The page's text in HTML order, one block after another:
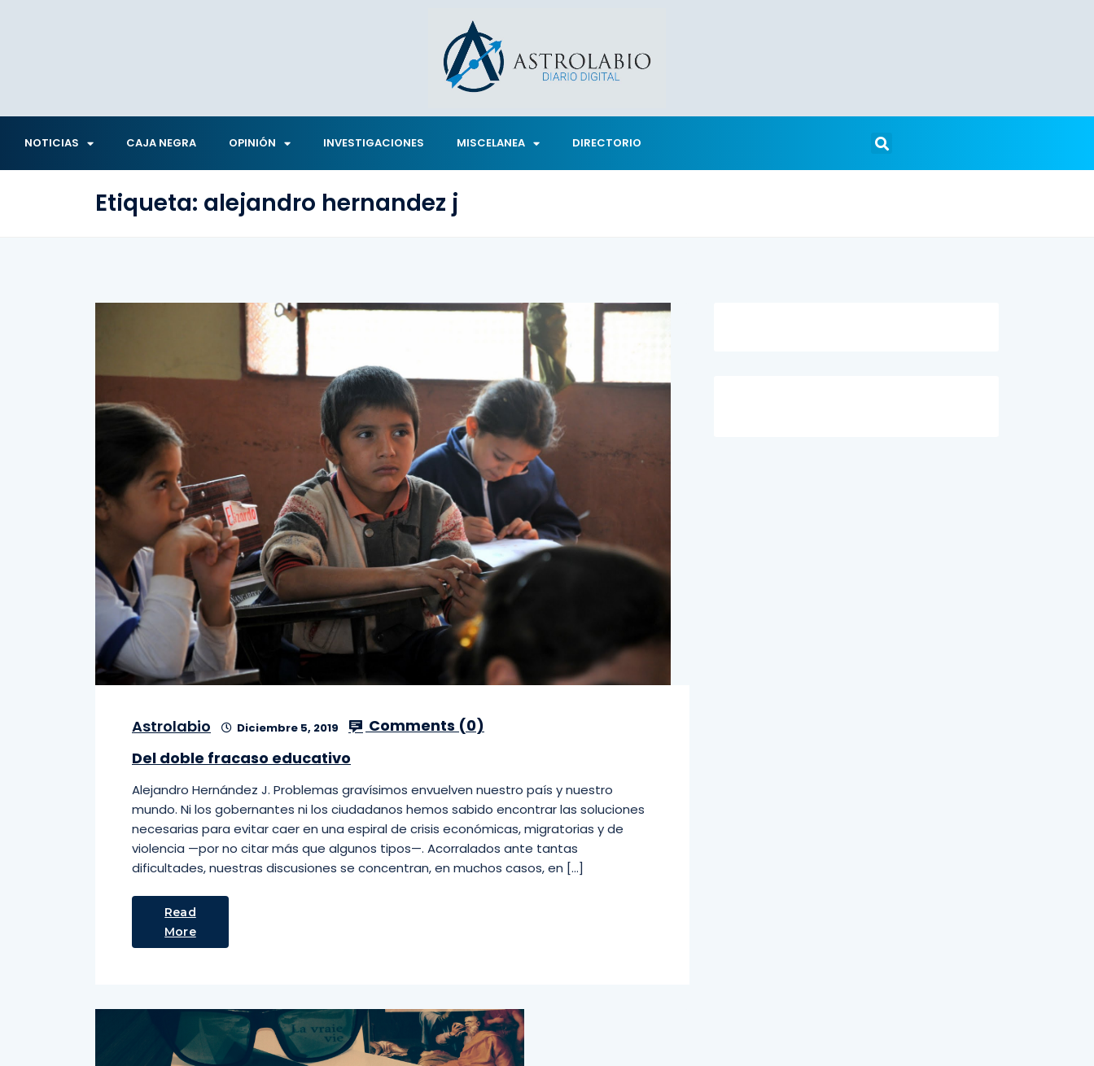
NOTICIAS CAJA NEGRA OPINIÓN INVESTIGACIONES MISCELANEA DIRECTORIO
Etiqueta: alejandro hernandez j
Astrolabio Diciembre 5, 2019 Comments (0)
Del doble fracaso educativo
Alejandro Hernández J. Problemas gravísimos envuelven nuestro país y nuestro
mundo. Ni los gobernantes ni los ciudadanos hemos sabido encontrar las soluciones
necesarias para evitar caer en una espiral de crisis económicas, migratorias y de
violencia —por no citar más que algunos tipos—. Acorralados ante tantas
dificultades, nuestras discusiones se concentran, en muchos casos, en […]
Read
More